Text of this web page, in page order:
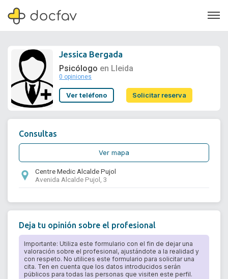
Soporte
Jessica Bergada
Psicólogo en Lleida
0 opiniones
Ver teléfono Solicitar reserva
Consultas
Ver mapa
Centre Medic Alcalde Pujol
Avenida Alcalde Pujol, 3
Deja tu opinión sobre el profesional
Importante: Utiliza este formulario con el fin de dejar una
valoración sobre el profesional, ajustándote a la realidad y
con respeto. No utilices este formulario para solicitar una
cita. Ten en cuenta que los datos introducidos serán
públicos para todas las personas que visiten este perfil.